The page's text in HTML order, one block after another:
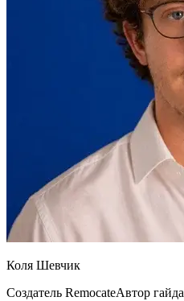
Коля Шевчик
Создатель RemocateАвтор гайда